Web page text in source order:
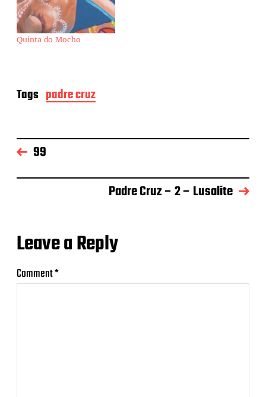
Quinta do Mocho
Tags padre cruz
99
Padre Cruz – 2 – Lusalite
Leave a Reply
Comment*